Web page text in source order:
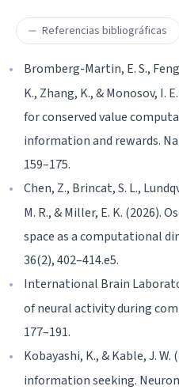
Referencias bibliográficas
Bromberg-Martin, E. S.,
K., Zhang, K., & Monosov, I.
for conserved value
information and rewards.
159–175.
Chen, Z., Brincat, S. L.,
M. R., & Miller, E. K.
space as a computational
36(2), 402–414.e5.
International Brain
of neural activity during
177–191.
Kobayashi, K., & Kable, J.
information seeking.